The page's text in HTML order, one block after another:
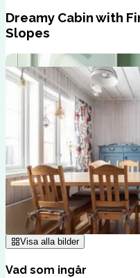
Dreamy Cabin with
Slopes
Visa alla bilder
Vad som ingår